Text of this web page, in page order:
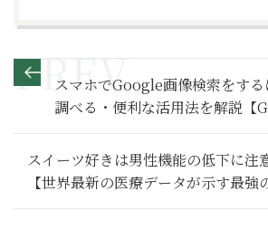
スマホでGoogle画像検索をす
調べる・便利な活用法を解説【
のき】
スイーツ好きは男性機能の低下に注
【世界最新の医療データが示す最強